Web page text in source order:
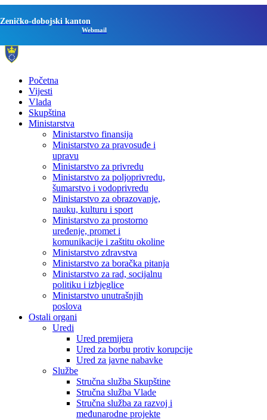
Zeničko-dobojski kanton
Webmail
Početna
Vijesti
Vlada
Skupština
Ministarstva
Ministarstvo finansija
Ministarstvo za pravosuđe i
upravu
Ministarstvo za privredu
Ministarstvo za poljoprivredu,
šumarstvo i vodoprivredu
Ministarstvo za obrazovanje,
nauku, kulturu i sport
Ministarstvo za prostorno
uređenje, promet i
komunikacije i zaštitu okoline
Ministarstvo zdravstva
Ministarstvo za boračka pitanja
Ministarstvo za rad, socijalnu
politiku i izbjeglice
Ministarstvo unutrašnjih
poslova
Ostali organi
Uredi
Ured premijera
Ured za borbu protiv korupcije
Ured za javne nabavke
Službe
Stručna služba Skupštine
Stručna služba Vlade
Stručna služba za razvoj i
međunarodne projekte